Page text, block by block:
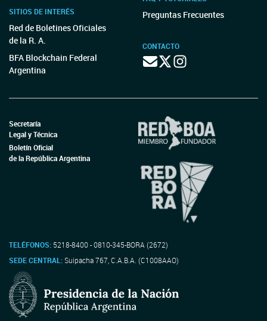
SITIOS DE INTERÉS
Red de Boletines Oficiales
de la R. A.
BFA Blockchain Federal
Argentina
Preguntas Frecuentes
CONTACTO
Secretaría
Legal y Técnica
Boletín Oficial
de la República Argentina
TELÉFONOS: 5218-8400 - 0810-345-BORA (2672)
SEDE CENTRAL:Suipacha 767, C.A.B.A. (C1008AAO)